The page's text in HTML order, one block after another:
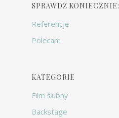
SPRAWDŹ KONIECZNIE:
Referencje
Polecam
KATEGORIE
Film ślubny
Backstage